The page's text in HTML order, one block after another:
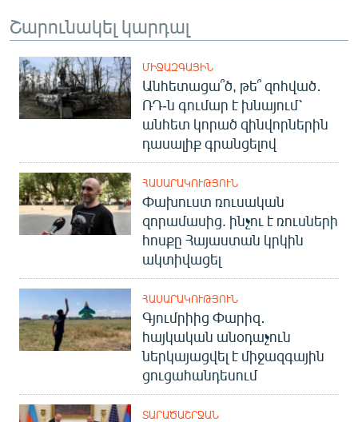
Շարունակել կարդալ
ՄԻՋԱԶԳԱՅԻՆ
Անհետացա՞ծ, թե՞ զոհված․
ՌԴ-ն գումար է խնայում՝
անհետ կորած զինվորներին
դասալիք գրանցելով
ՀԱՍԱՐԱԿՈՒԹՅՈՒՆ
Փախուստ ռուսական
զորամասից. ինչու է ռուսների
հոսքը Հայաստան կրկին
ակտիվացել
ՀԱՍԱՐԱԿՈՒԹՅՈՒՆ
Գյումրիից Փարիզ․
հայկական անօդաչուն
ներկայացվել է միջազգային
ցուցահանդեսում
ՏԱՐԱԾԱՇՐՋԱՆ